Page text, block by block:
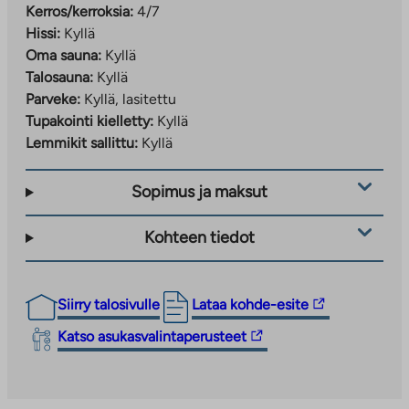
Kerros/kerroksia: 4/7
Hissi: Kyllä
Oma sauna: Kyllä
Talosauna: Kyllä
Parveke: Kyllä, lasitettu
Tupakointi kielletty: Kyllä
Lemmikit sallittu: Kyllä
Sopimus ja maksut
Kohteen tiedot
Siirry talosivulle Lataa kohde-esite
Linkki
ulkopuoliseen
Katso asukasvalintaperusteet
Linkki